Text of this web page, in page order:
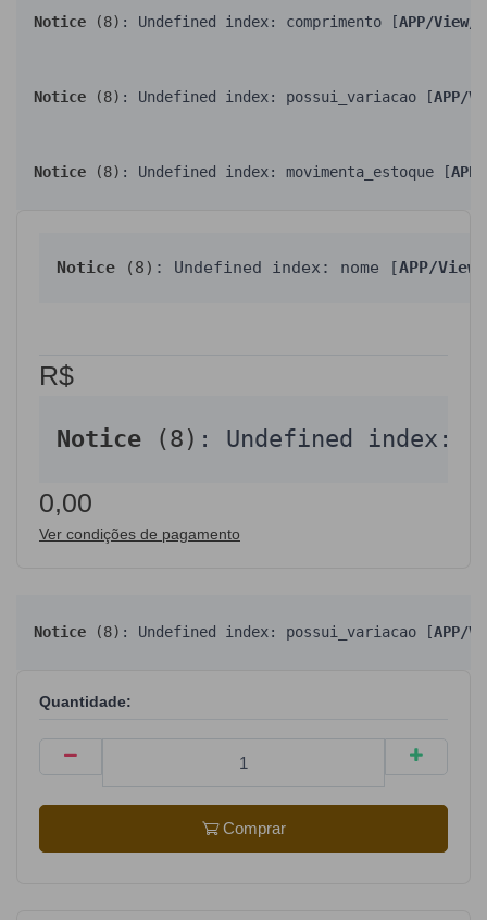
Notice (8) : Undefined index: comprimento [APP/
Notice (8) : Undefined index: possui_variacao [APP/
Notice (8) : Undefined index: movimenta_estoque [
Notice (8) : Undefined index: nome [APP/
R$
Notice (8) : Undefined index:
0,00
Ver condições de pagamento
Notice (8) : Undefined index: possui_variacao [APP/
Quantidade:
Comprar